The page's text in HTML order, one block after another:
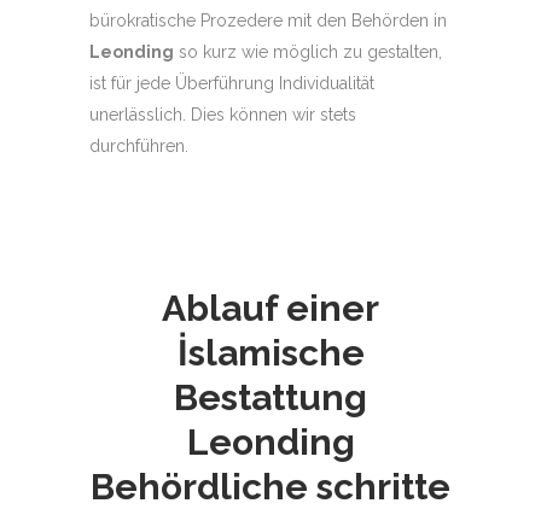
bürokratische Prozedere mit den Behörden in
Leonding so kurz wie möglich zu gestalten,
ist für jede Überführung Individualität
unerlässlich. Dies können wir stets
durchführen.
Ablauf einer
İslamische
Bestattung
Leonding
Behördliche schritte